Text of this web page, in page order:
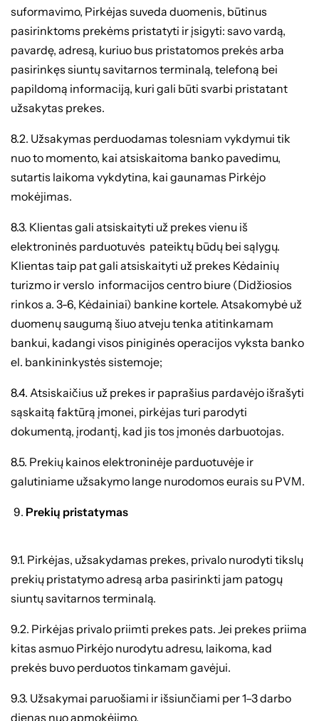
suformavimo, Pirkėjas suveda duomenis, būtinus
pasirinktoms prekėms pristatyti ir įsigyti: savo vardą,
pavardę, adresą, kuriuo bus pristatomos prekės arba
pasirinkęs siuntų savitarnos terminalą, telefoną bei
papildomą informaciją, kuri gali būti svarbi pristatant
užsakytas prekes.
8.2. Užsakymas perduodamas tolesniam vykdymui tik
nuo to momento, kai atsiskaitoma banko pavedimu,
sutartis laikoma vykdytina, kai gaunamas Pirkėjo
mokėjimas.
8.3. Klientas gali atsiskaityti už prekes vienu iš
elektroninės parduotuvės pateiktų būdų bei sąlygų.
Klientas taip pat gali atsiskaityti už prekes Kėdainių
turizmo ir verslo informacijos centro biure (Didžiosios
rinkos a. 3-6, Kėdainiai) bankine kortele. Atsakomybė už
duomenų saugumą šiuo atveju tenka atitinkamam
bankui, kadangi visos piniginės operacijos vyksta banko
el. bankininkystės sistemoje;
8.4. Atsiskaičius už prekes ir paprašius pardavėjo išrašyti
sąskaitą faktūrą įmonei, pirkėjas turi parodyti
dokumentą, įrodantį, kad jis tos įmonės darbuotojas.
8.5. Prekių kainos elektroninėje parduotuvėje ir
galutiniame užsakymo lange nurodomos eurais su PVM.
Prekių pristatymas
9.1. Pirkėjas, užsakydamas prekes, privalo nurodyti tikslų
prekių pristatymo adresą arba pasirinkti jam patogų
siuntų savitarnos terminalą.
9.2. Pirkėjas privalo priimti prekes pats. Jei prekes priima
kitas asmuo Pirkėjo nurodytu adresu, laikoma, kad
prekės buvo perduotos tinkamam gavėjui.
9.3. Užsakymai paruošiami ir išsiunčiami per 1–3 darbo
dienas nuo apmokėjimo.